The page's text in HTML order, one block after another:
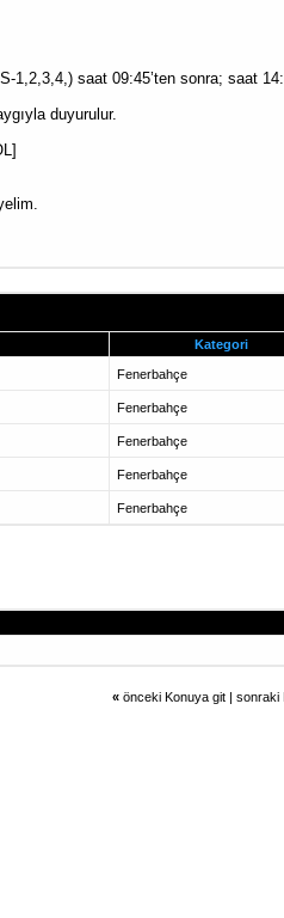
1,2,3,4,) saat 09:45’ten sonra; saat
duyurulur.
Kategori
Fenerbahçe
Fenerbahçe
Fenerbahçe
Fenerbahçe
Fenerbahçe
« önceki Konuya git| sonraki